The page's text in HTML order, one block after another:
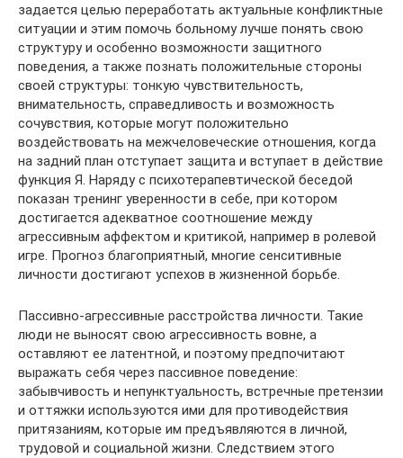
задается целью переработать актуальные конфликтные
ситуации и этим помочь больному лучше понять свою
структуру и особенно возможности защитного
поведения, а также познать положительные стороны
своей структуры: тонкую чувствительность,
внимательность, справедливость и возможность
сочувствия, которые могут положительно
воздействовать на межчеловеческие отношения, когда
на задний план отступает защита и вступает в действие
функция Я. Наряду с психотерапевтической беседой
показан тренинг уверенности в себе, при котором
достигается адекватное соотношение между
агрессивным аффектом и критикой, например в ролевой
игре. Прогноз благоприятный, многие сенситивные
личности достигают успехов в жизненной борьбе.
Пассивно-агрессивные расстройства личности. Такие
люди не выносят свою агрессивность вовне, а
оставляют ее латентной, и поэтому предпочитают
выражать себя через пассивное поведение:
забывчивость и непунктуальность, встречные претензии
и оттяжки используются ими для противодействия
притязаниям, которые им предъявляются в личной,
трудовой и социальной жизни. Следствием этого